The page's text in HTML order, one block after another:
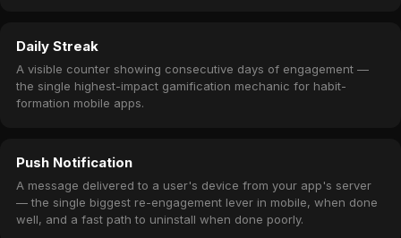
Daily Streak
A visible counter showing consecutive days of engagement —
the single highest-impact gamification mechanic for habit-
formation mobile apps.
Push Notification
A message delivered to a user's device from your app's server
— the single biggest re-engagement lever in mobile, when done
well, and a fast path to uninstall when done poorly.